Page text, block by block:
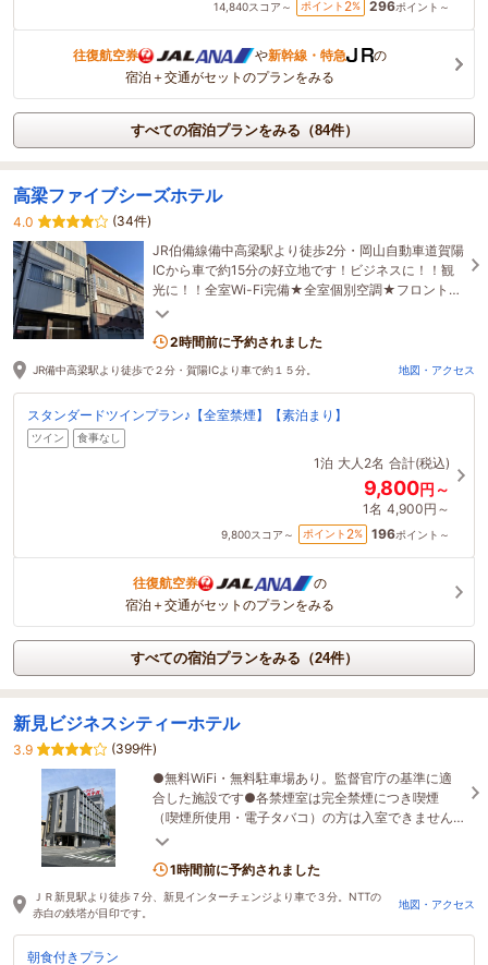
14,840スコア～ ポイント 2% 296ポイント～
往復航空券 や新幹線・特急
の
宿泊＋交通がセットのプランをみる
すべての宿泊プランをみる（84件）
高梁ファイブシーズホテル
4.0
(34件)
JR伯備線備中高梁駅より徒歩2分・岡山自動車道賀陽
ICから車で約15分の好立地です！ビジネスに！！観
光に！！全室Wi-Fi完備★全室個別空調★フロント
24時間対応★コスパ最強ホテルです( *´艸｀)
2時間前に予約されました
JR備中高梁駅より徒歩で２分・賀陽ICより車で約１５分。 地図・アクセス
スタンダードツインプラン♪【全室禁煙】【素泊まり】
ツイン 食事なし
1泊 大人2名 合計(税込)
9,800円～
1名 4,900円～
9,800スコア～ ポイント 2% 196ポイント～
往復航空券
の
宿泊＋交通がセットのプランをみる
すべての宿泊プランをみる（24件）
新見ビジネスシティーホテル
3.9
(399件)
●無料WiFi・無料駐車場あり。監督官庁の基準に適
合した施設です●各禁煙室は完全禁煙につき喫煙
（喫煙所使用・電子タバコ）の方は入室できません
●お電話予約なら詳細とお得な情報を入手できるか
1時間前に予約されました
ＪＲ新見駅より徒歩７分、新見インターチェンジより車で３分。NTTの
赤白の鉄塔が目印です。
地図・アクセス
朝食付きプラン